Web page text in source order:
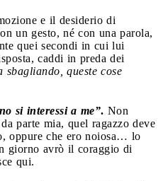
e il desiderio di
un gesto, né con una parola,
quei secondi in cui lui
caddi in preda dei
sbagliando, queste cose
si interessi a me”. Non
parte mia, quel ragazzo deve
oppure che ero noiosa… lo
giorno avrò il coraggio di
qui.